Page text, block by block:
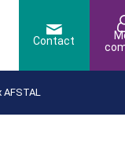
AFSTAL